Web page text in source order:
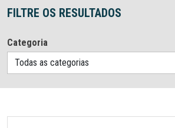
FILTRE OS RESULTADOS
Categoria
Todas as categorias